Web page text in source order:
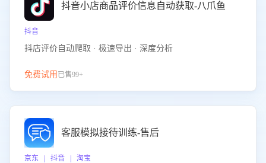
抖音小店商品评价信息自动获取-八爪鱼
抖音
抖店评价自动爬取 · 极速导出 · 深度分析
免费试用 已售99+
客服模拟接待训练-售后
京东 | 抖音 | 淘宝